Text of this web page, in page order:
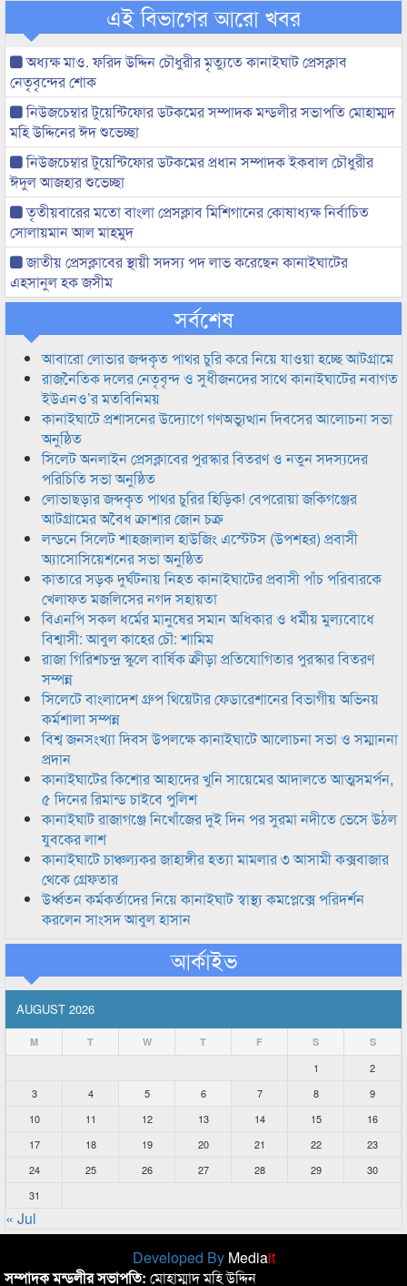
এই বিভাগের আরো খবর
অধ্যক্ষ মাও. ফরিদ উদ্দিন চৌধুরীর মৃত্যুতে কানাইঘাট প্রেসক্লাব
নেতৃবৃন্দের শোক
নিউজচেম্বার টুয়েন্টিফোর ডটকমের সম্পাদক মন্ডলীর সভাপতি মোহাম্মদ
মহি উদ্দিনের ঈদ শুভেচ্ছা
নিউজচেম্বার টুয়েন্টিফোর ডটকমের প্রধান সম্পাদক ইকবাল চৌধুরীর
ঈদুল আজহার শুভেচ্ছা
তৃতীয়বারের মতো বাংলা প্রেসক্লাব মিশিগানের কোষাধ্যক্ষ নির্বাচিত
সোলায়মান আল মাহমুদ
জাতীয় প্রেসক্লাবের স্থায়ী সদস্য পদ লাভ করেছেন কানাইঘাটের
এহসানুল হক জসীম
সর্বশেষ
আবারো লোভার জব্দকৃত পাথর চুরি করে নিয়ে যাওয়া হচ্ছে আটগ্রামে
রাজনৈতিক দলের নেতৃবৃন্দ ও সুধীজনদের সাথে কানাইঘাটের নবাগত
ইউএনও’র মতবিনিময়
কানাইঘাটে প্রশাসনের উদ্যোগে গণঅভ্যুত্থান দিবসের আলোচনা সভা
অনুষ্ঠিত
সিলেট অনলাইন প্রেসক্লাবের পুরস্কার বিতরণ ও নতুন সদস্যদের
পরিচিতি সভা অনুষ্ঠিত
লোভাছড়ার জব্দকৃত পাথর চুরির হিড়িক! বেপরোয়া জকিগঞ্জের
আটগ্রামের অবৈধ ক্রাশার জোন চক্র
লন্ডনে সিলেট শাহজালাল হাউজিং এস্টেটস (উপশহর) প্রবাসী
অ্যাসোসিয়েশনের সভা অনুষ্ঠিত
কাতারে সড়ক দুর্ঘটনায় নিহত কানাইঘাটের প্রবাসী পাঁচ পরিবারকে
খেলাফত মজলিসের নগদ সহায়তা
বিএনপি সকল ধর্মের মানুষের সমান অধিকার ও ধর্মীয় মুল্যবোধে
বিশ্বাসী: আবুল কাহের চৌ: শামিম
রাজা গিরিশচন্দ্র স্কুলে বার্ষিক ক্রীড়া প্রতিযোগিতার পুরস্কার বিতরণ
সম্পন্ন
সিলেটে বাংলাদেশ গ্রুপ থিয়েটার ফেডারেশানের বিভাগীয় অভিনয়
কর্মশালা সম্পন্ন
বিশ্ব জনসংখ্যা দিবস উপলক্ষে কানাইঘাটে আলোচনা সভা ও সম্মাননা
প্রদান
কানাইঘাটের কিশোর আহাদের খুনি সায়েমের আদালতে আত্মসমর্পন,
৫ দিনের রিমান্ড চাইবে পুলিশ
কানাইঘাট রাজাগঞ্জে নিখোঁজের দুই দিন পর সুরমা নদীতে ভেসে উঠল
যুবকের লাশ
কানাইঘাটে চাঞ্চল্যকর জাহাঙ্গীর হত্যা মামলার ৩ আসামী কক্সবাজার
থেকে গ্রেফতার
উর্ধ্বতন কর্মকর্তাদের নিয়ে কানাইঘাট স্বাস্থ্য কমপ্লেক্সে পরিদর্শন
করলেন সাংসদ আবুল হাসান
আর্কাইভ
AUGUST 2026
M T W T F S S
1
2
3
4 5 6 7 8
9
10
11 12 13 14 15
16
17
18 19 20 21 22
23
24
25 26 27 28 29
30
31
« Jul
Developed By Mediait
সম্পাদক মন্ডলীর সভাপতি: মোহাম্মাদ মহি উদ্দিন